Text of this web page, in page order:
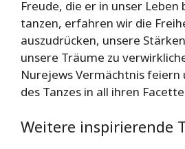
Freude, die er in unser Leben
tanzen, erfahren wir die
auszudrücken, unsere
unsere Träume zu
Nurejews Vermächtnis feiern
des Tanzes in all ihren
Weitere inspirierende